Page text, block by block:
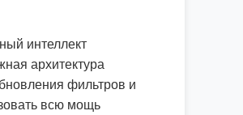
интеллект
архитектура
фильтров и
всю мощь